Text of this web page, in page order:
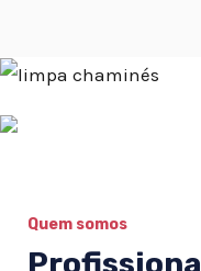
Quem somos